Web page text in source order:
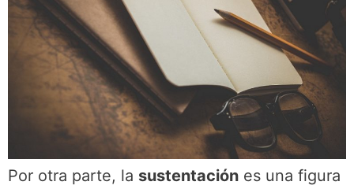
Por otra parte, la sustentación es una figura